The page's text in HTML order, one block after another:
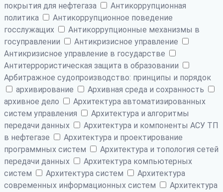
покрытия для нефтегаза
Антикоррупционная
политика
Антикоррупционное поведение
госслужащих
Антикоррупционные механизмы в
госуправлении
Антикризисное управление
Антикризисное управление в государстве
Антитеррористическая защита в образовании
Арбитражное судопроизводство: принципы и порядок
архивирование
Архивная среда и сохранность
архивное дело
Архитектура автоматизированных
систем управления
Архитектура и алгоритмы
передачи данных
Архитектура и компоненты АСУ ТП
в нефтегазе
Архитектура и проектирование
программных систем
Архитектура и топология сетей
передачи данных
Архитектура компьютерных
систем
Архитектура систем
Архитектура
современных информационных систем
Архитектура